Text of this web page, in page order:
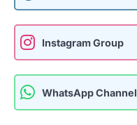
Instagram Group
WhatsApp Channel